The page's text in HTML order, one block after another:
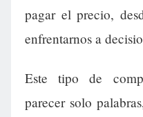
pagar el precio,
enfrentarnos a
Este tipo de
parecer solo